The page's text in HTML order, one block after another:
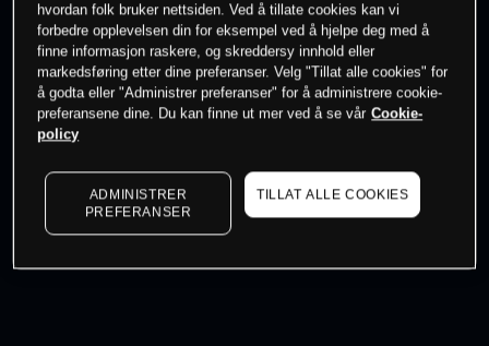
0% av kunder erpå dette instrumentet
Søk om konto
Kursene er veiledende.Log in
hvordan folk bruker nettsiden. Ved å tillate cookies kan vi
forbedre opplevelsen din for eksempel ved å hjelpe deg med å
finne informasjon raskere, og skreddersy innhold eller
markedsføring etter dine preferanser. Velg "Tillat alle cookies" for
å godta eller "Administrer preferanser" for å administrere cookie-
preferansene dine. Du kan finne ut mer ved å se vår Cookie-
policy
ADMINISTRER
PREFERANSER
TILLAT ALLE COOKIES